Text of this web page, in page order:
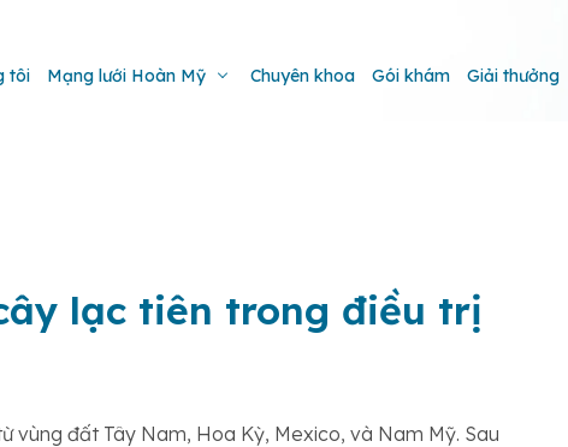
tôi Mạng lưới Hoàn Mỹ Chuyên khoa Gói khám Giải thưởng
lạc tiên trong điều trị
vùng đất Tây Nam, Hoa Kỳ, Mexico, và Nam Mỹ. Sau